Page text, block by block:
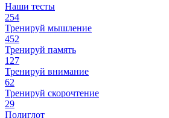
Наши тесты
254
Тренируй мышление
452
Тренируй память
127
Тренируй внимание
62
Тренируй скорочтение
29
Полиглот